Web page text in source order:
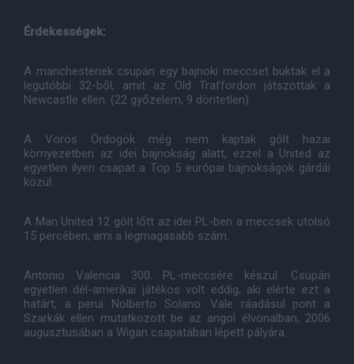
Érdekességek:
A manchesteriek csupán egy bajnoki meccset buktak el a
legutóbbi 32-ből, amit az Old Traffordon játszottak a
Newcastle ellen. (22 győzelem, 9 döntetlen)
A Vörös Ördögök még nem kaptak gólt hazai
környezetben az idei bajnokság alatt, ezzel a United az
egyetlen ilyen csapat a Top 5 európai bajnokságok gárdái
közül.
A Man United 12 gólt lőtt az idei PL-ben a meccsek utolsó
15 percében, ami a legmagasabb szám.
Antonio Valencia 300. PL-meccsére készül. Csupán
egyetlen dél-amerikai játékos volt eddig, aki elérte ezt a
határt, a perui Nolberto Solano. Vale ráadásul pont a
Szarkák ellen mutatkozott be az angol élvonalban, 2006
augusztusában a Wigan csapatában lépett pályára.